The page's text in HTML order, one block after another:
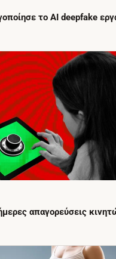
το AI deepfake
απαγορεύσεις